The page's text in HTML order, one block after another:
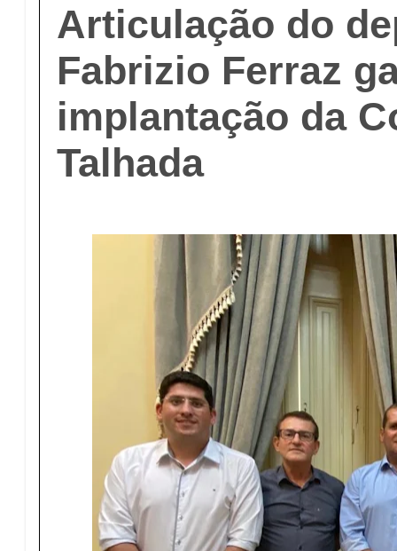
Articulação do
Fabrizio Ferraz
implantação da
Talhada